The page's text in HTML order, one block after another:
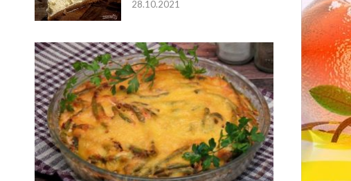
28.10.2021